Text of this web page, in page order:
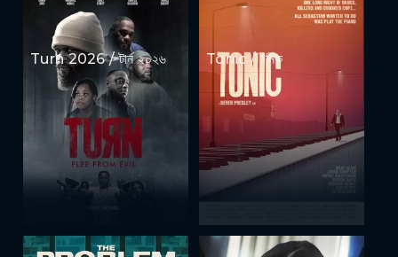
Turn 2026 / টার্ন ২০২৬ Tonic / টনিক